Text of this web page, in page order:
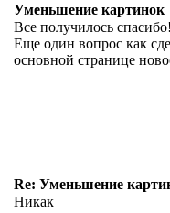
Уменьшение картинок
Все получилось спасибо!
Еще один вопрос как
основной странице
Re: Уменьшение
Никак